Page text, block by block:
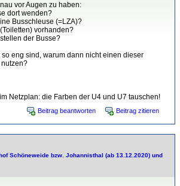
vor Augen zu haben:
dort wenden?
Busschleuse (=LZA)?
vorhanden?
der Busse?
eng sind, warum dann nicht einen dieser
Netzplan: die Farben der U4 und U7 tauschen!
Beitrag beantworten Beitrag zitieren
Schöneweide bzw. Johannisthal (ab 13.12.2020) und